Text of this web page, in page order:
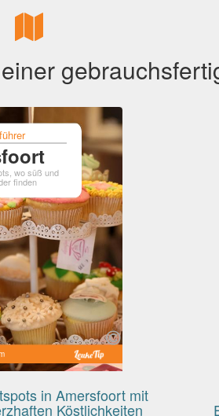
wo süß und
finden
in Amersfoort mit
Köstlichkeiten